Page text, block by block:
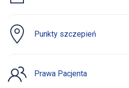
Punkty szczepień
Prawa Pacjenta